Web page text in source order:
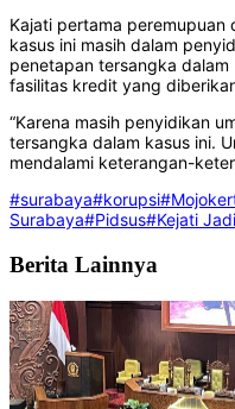
Kajati pertama
kasus ini masih dalam
penetapan tersangka
fasilitas kredit yang
“Karena masih penyidikan
tersangka dalam kasus ini.
mendalami keterangan-
#surabaya#korupsi
Surabaya#Pidsus#Kejati
Berita Lainnya